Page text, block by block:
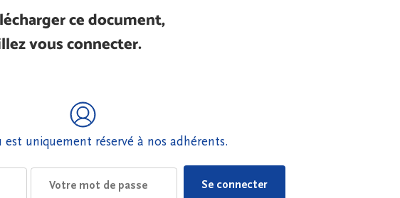
ce document,
vous connecter.
est uniquement réservé à nos adhérents.